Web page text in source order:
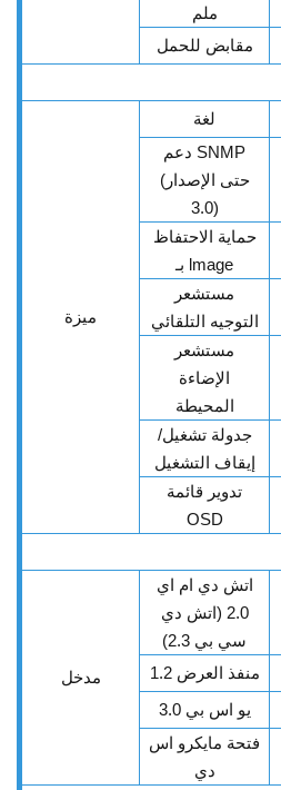
ملم
مقابض للحمل
ميزة
لغة
دعم SNMP
(حتى الإصدار
3.0)
حماية الاحتفاظ
بـ lmage
مستشعر
التوجيه التلقائي
مستشعر
الإضاءة
المحيطة
جدولة تشغيل/
إيقاف التشغيل
تدوير قائمة
OSD
مدخل
اتش دي ام اي
2.0 (اتش دي
سي بي 2.3)
منفذ العرض 1.2
يو اس بي 3.0
فتحة مايكرو اس
دي